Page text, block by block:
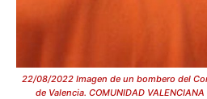
22/08/2022 Imagen de un bombero del
de Valencia. COMUNIDAD VALENCIANA